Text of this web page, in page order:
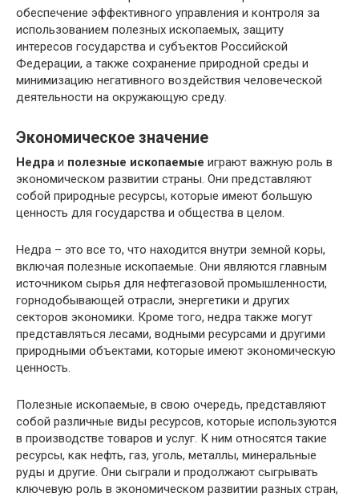
обеспечение эффективного управления и контроля за
использованием полезных ископаемых, защиту
интересов государства и субъектов Российской
Федерации, а также сохранение природной среды и
минимизацию негативного воздействия человеческой
деятельности на окружающую среду.
Экономическое значение
Недра и полезные ископаемые играют важную роль в
экономическом развитии страны. Они представляют
собой природные ресурсы, которые имеют большую
ценность для государства и общества в целом.
Недра – это все то, что находится внутри земной коры,
включая полезные ископаемые. Они являются главным
источником сырья для нефтегазовой промышленности,
горнодобывающей отрасли, энергетики и других
секторов экономики. Кроме того, недра также могут
представляться лесами, водными ресурсами и другими
природными объектами, которые имеют экономическую
ценность.
Полезные ископаемые, в свою очередь, представляют
собой различные виды ресурсов, которые используются
в производстве товаров и услуг. К ним относятся такие
ресурсы, как нефть, газ, уголь, металлы, минеральные
руды и другие. Они сыграли и продолжают сыгрывать
ключевую роль в экономическом развитии разных стран,